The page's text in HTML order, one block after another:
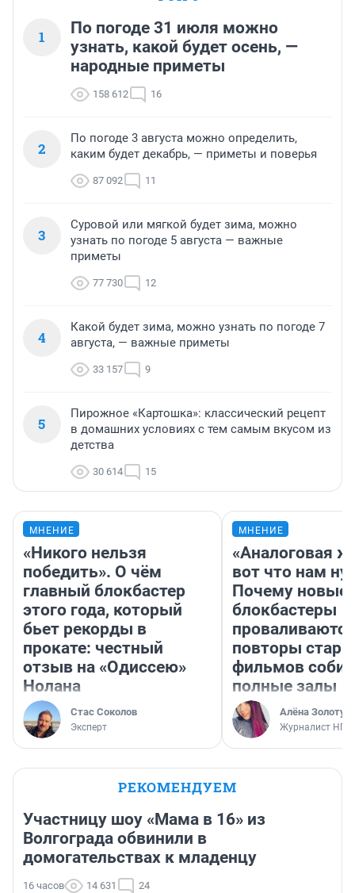
1
По погоде 31 июля можно
узнать, какой будет осень, —
народные приметы
158 612 16
2
По погоде 3 августа можно определить,
каким будет декабрь, — приметы и поверья
87 092 11
3
Суровой или мягкой будет зима, можно
узнать по погоде 5 августа — важные
приметы
77 730 12
4
Какой будет зима, можно узнать по погоде 7
августа, — важные приметы
33 157 9
5
Пирожное «Картошка»: классический рецепт
в домашних условиях с тем самым вкусом из
детства
30 614 15
МНЕНИЕ
«Никого нельзя
победить». О чём
главный блокбастер
этого года, который
бьет рекорды в
прокате: честный
отзыв на «Одиссею»
Нолана
Стас Соколов
Эксперт
МНЕНИЕ
«Аналоговая
вот что нам
Почему новые
блокбастеры
повторы
фильмов
полные залы
Алёна
Журналист НГС
РЕКОМЕНДУЕМ
Участницу шоу «Мама в 16» из
Волгограда обвинили в
домогательствах к младенцу
16 часов 14 631 24